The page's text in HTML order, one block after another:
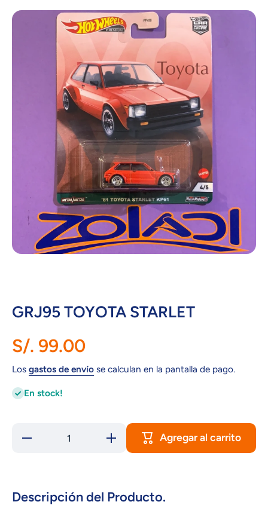
Ir directamente a la información del producto
GRJ95 TOYOTA STARLET
S/. 99.00
Los gastos de envío se calculan en la pantalla de pago.
En stock!
Reducir
Aumentar
cantidad
para
Agregar al carrito
Descripción del Producto.